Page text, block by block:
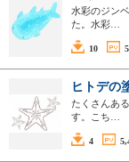
水彩のジン
た。水彩…
10
ヒトデの
たくさんあ
す。こち…
4